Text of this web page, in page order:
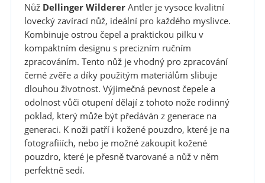
Nůž Dellinger WildererAntler je vysoce kvalitní
lovecký zavírací nůž, ideální pro každého myslivce.
Kombinuje ostrou čepel a praktickou pilku v
kompaktním designu s precizním ručním
zpracováním. Tento nůž je vhodný pro zpracování
černé zvěře a díky použitým materiálům slibuje
dlouhou životnost. Výjimečná pevnost čepele a
odolnost vůči otupení dělají z tohoto nože rodinný
poklad, který může být předáván z generace na
generaci. K noži patří i kožené pouzdro, které je na
fotografiiích, nebo je možné zakoupit kožené
pouzdro, které je přesně tvarované a nůž v něm
perfektně sedí.